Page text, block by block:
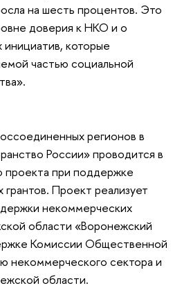
на шесть процентов. Это
доверия к НКО и о
инициатив, которые
частью социальной
регионов в
России» проводится в
проекта при поддержке
Проект реализует
некоммерческих
области «Воронежский
Комиссии Общественной
некоммерческого сектора и
области.